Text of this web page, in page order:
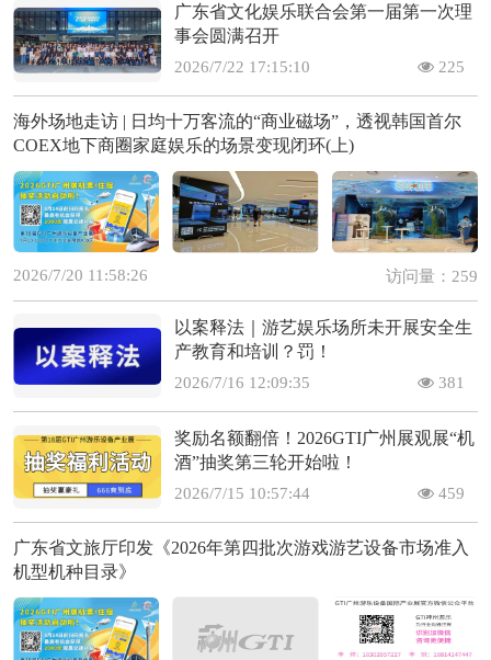
广东省文化娱乐联合会第一届第一次理
事会圆满召开
2026/7/22 17:15:10 225
海外场地走访 | 日均十万客流的“商业磁场”，透视韩国首尔
COEX地下商圈家庭娱乐的场景变现闭环(上)
2026/7/20 11:58:26 访问量：259
以案释法｜游艺娱乐场所未开展安全生
产教育和培训？罚！
2026/7/16 12:09:35 381
奖励名额翻倍！2026GTI广州展观展“机
酒”抽奖第三轮开始啦！
2026/7/15 10:57:44 459
广东省文旅厅印发《2026年第四批次游戏游艺设备市场准入
机型机种目录》